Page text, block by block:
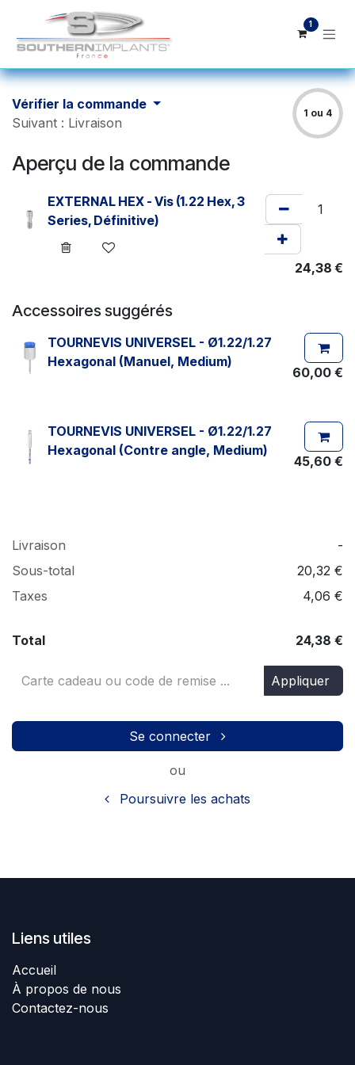
Se rendre au contenu
1
Vérifier la commande
Suivant : Livraison
1 ou 4
Livraison
-
Sous-total
20,32 €
Taxes
4,06 €
Total 24,38 €
Appliquer
Se connecter
ou
Poursuivre les achats
Aperçu de la commande
EXTERNAL HEX - Vis (1.22 Hex, 3
Series, Définitive)
24,38 €
Accessoires suggérés
TOURNEVIS UNIVERSEL - Ø1.22/1.27
Hexagonal (Manuel, Medium)
60,00 €
TOURNEVIS UNIVERSEL - Ø1.22/1.27
Hexagonal (Contre angle, Medium)
45,60 €
Liens utiles
Accueil
À propos de nous
Contactez-nous